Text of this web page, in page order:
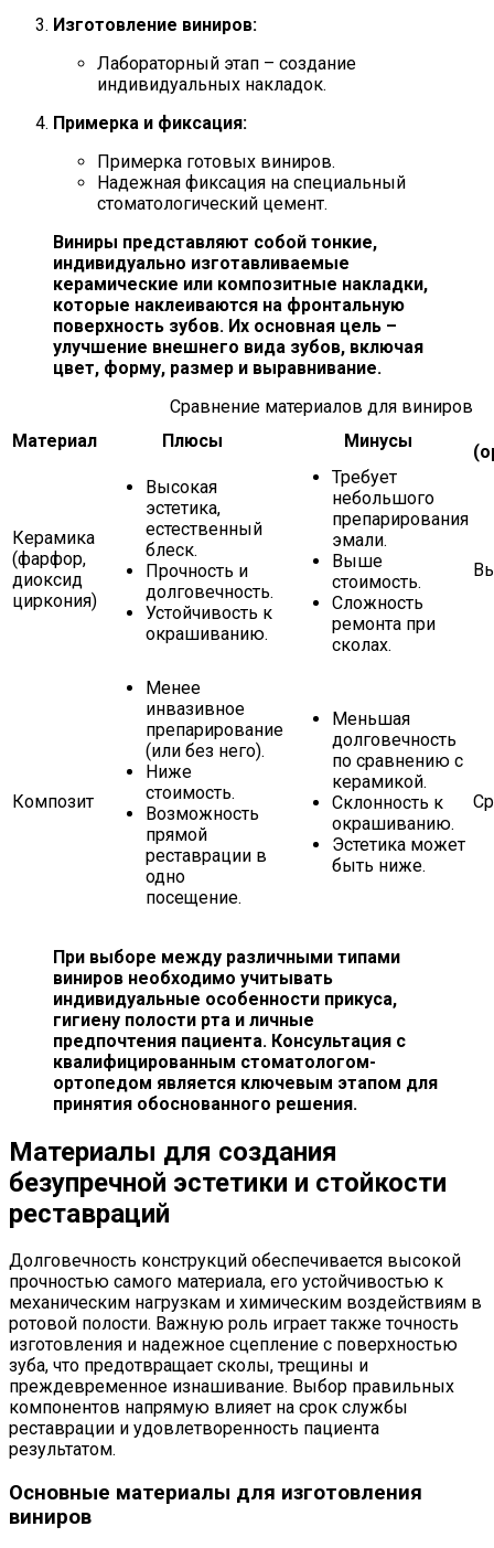
Изготовление виниров:
Лабораторный этап – создание
индивидуальных накладок.
Примерка и фиксация:
Примерка готовых виниров.
Надежная фиксация на специальный
стоматологический цемент.
Виниры представляют собой тонкие,
индивидуально изготавливаемые
керамические или композитные накладки,
которые наклеиваются на фронтальную
поверхность зубов. Их основная цель –
улучшение внешнего вида зубов, включая
цвет, форму, размер и выравнивание.
Сравнение материалов для виниров
Материал
Плюсы Минусы
Керамика
(фарфор,
диоксид
циркония)
Высокая
эстетика,
естественный
блеск.
Прочность и
долговечность.
Устойчивость к
окрашиванию.
Требует
небольшого
препарирования
эмали.
Выше
стоимость.
Сложность
ремонта при
сколах.
Композит
Менее
инвазивное
препарирование
(или без него).
Ниже
стоимость.
Возможность
прямой
реставрации в
одно
посещение.
Меньшая
долговечность
по сравнению с
керамикой.
Склонность к
окрашиванию.
Эстетика может
быть ниже.
При выборе между различными типами
виниров необходимо учитывать
индивидуальные особенности прикуса,
гигиену полости рта и личные
предпочтения пациента. Консультация с
квалифицированным стоматологом-
ортопедом является ключевым этапом для
принятия обоснованного решения.
Материалы для создания
безупречной эстетики и стойкости
реставраций
Долговечность конструкций обеспечивается высокой
прочностью самого материала, его устойчивостью к
механическим нагрузкам и химическим воздействиям в
ротовой полости. Важную роль играет также точность
изготовления и надежное сцепление с поверхностью
зуба, что предотвращает сколы, трещины и
преждевременное изнашивание. Выбор правильных
компонентов напрямую влияет на срок службы
реставрации и удовлетворенность пациента
результатом.
Основные материалы для изготовления
виниров